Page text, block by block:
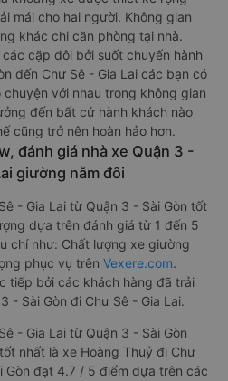
mái cho hai người. Không gian
khác chi căn phòng tại nhà.
cặp đôi bởi suốt chuyến hành
đến Chư Sê - Gia Lai các bạn có
với nhau trong không gian
đến bất cứ hành khách nào
cũng trở nên hoàn hảo hơn.
đánh giá nhà xe Quận 3 -
giường nằm đôi
- Gia Lai từ Quận 3 - Sài Gòn tốt
dựa trên đánh giá từ 1 đến 5
chí như: Chất lượng xe giường
phục vụ trên Vexere.com.
tiếp bởi các khách hàng đã trải
- Sài Gòn đi Chư Sê - Gia Lai.
- Gia Lai từ Quận 3 - Sài Gòn
nhất là xe Hoàng Thuỷ đi Chư
Gòn đạt 4.7 / 5 điểm dựa trên các